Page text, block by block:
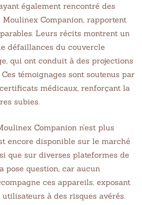
également rencontré des
Companion, rapportent
Leurs récits montrent un
défaillances du couvercle
qui ont conduit à des projections
témoignages sont soutenus par
médicaux, renforçant la
subies.
Companion n’est plus
encore disponible sur le marché
que sur diverses plateformes de
pose question, car aucun
ces appareils, exposant
à des risques avérés.